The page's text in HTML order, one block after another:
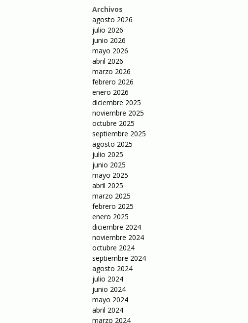
Archivos
agosto 2026
julio 2026
junio 2026
mayo 2026
abril 2026
marzo 2026
febrero 2026
enero 2026
diciembre 2025
noviembre 2025
octubre 2025
septiembre 2025
agosto 2025
julio 2025
junio 2025
mayo 2025
abril 2025
marzo 2025
febrero 2025
enero 2025
diciembre 2024
noviembre 2024
octubre 2024
septiembre 2024
agosto 2024
julio 2024
junio 2024
mayo 2024
abril 2024
marzo 2024